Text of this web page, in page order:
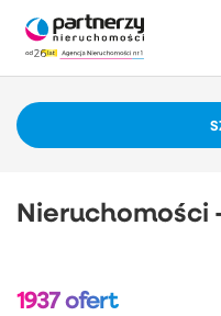
Nieruchomości
1937ofert